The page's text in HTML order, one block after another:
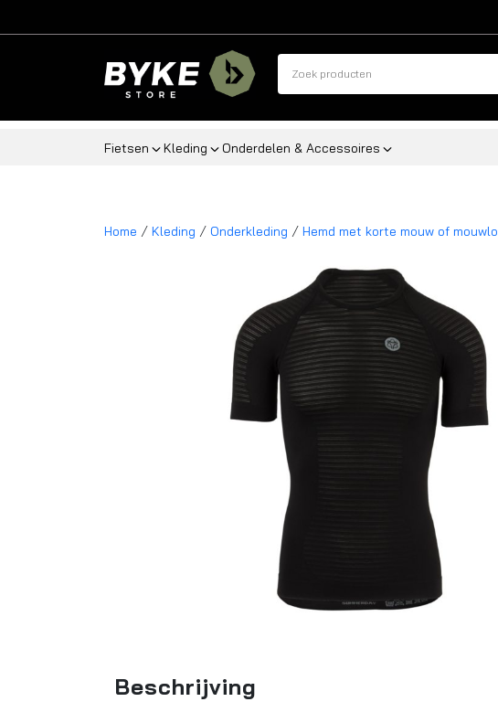
Fietsen Kleding Onderdelen & Accessoires
Home / Kleding / Onderkleding / Hemd met korte mouw of
Beschrijving